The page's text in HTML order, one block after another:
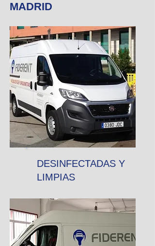
MADRID
DESINFECTADAS Y
LIMPIAS